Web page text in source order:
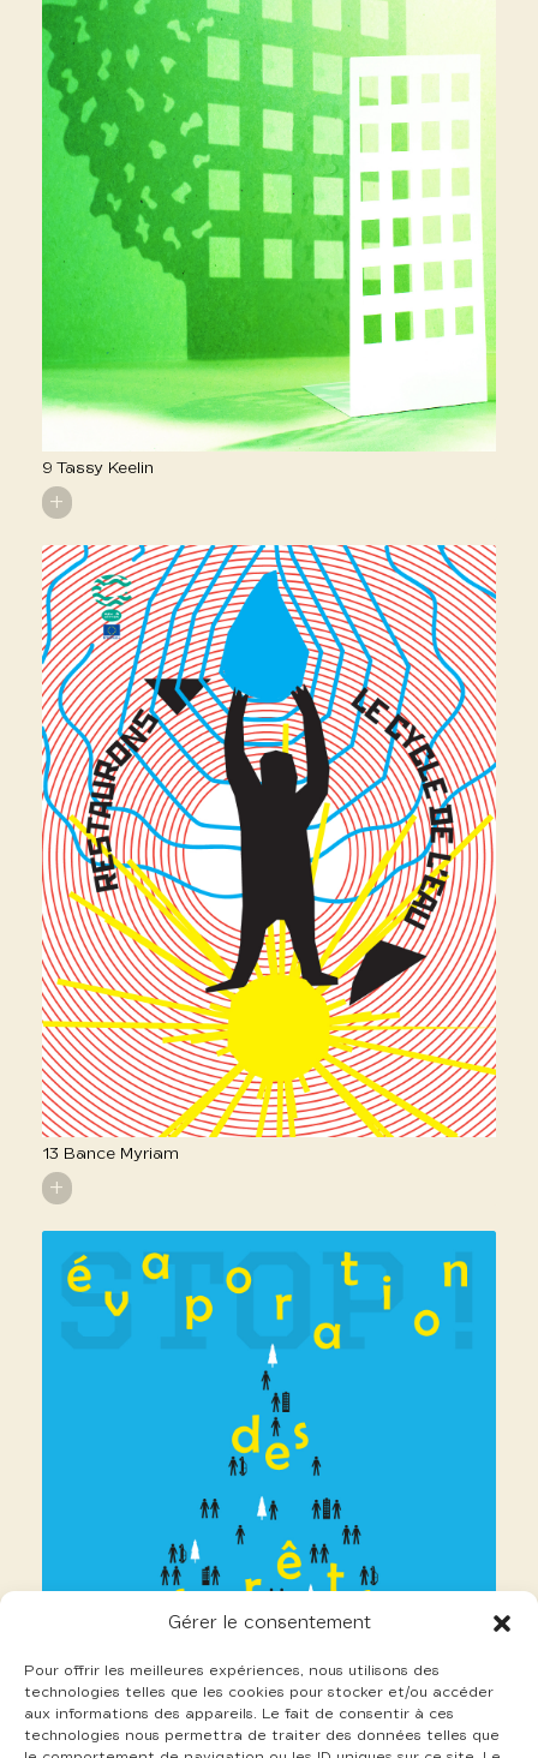
Gérer le consentement
Pour offrir les meilleures expériences, nous utilisons des
technologies telles que les cookies pour stocker et/ou accéder
aux informations des appareils. Le fait de consentir à ces
technologies nous permettra de traiter des données telles que
9 Tassy Keelin
+
13 Bance Myriam
+